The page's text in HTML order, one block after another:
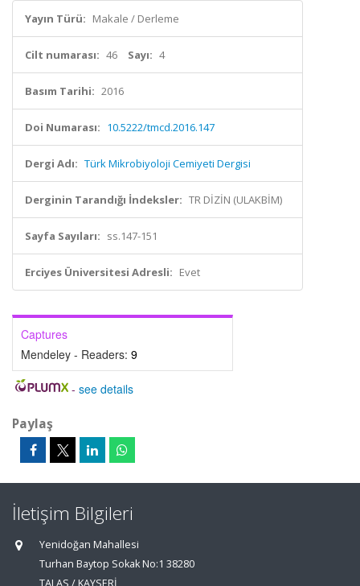
Yayın Türü: Makale / Derleme
Cilt numarası: 46 Sayı: 4
Basım Tarihi: 2016
Doi Numarası: 10.5222/tmcd.2016.147
Dergi Adı: Türk Mikrobiyoloji Cemiyeti Dergisi
Derginin Tarandığı İndeksler: TR DİZİN (ULAKBİM)
Sayfa Sayıları: ss.147-151
Erciyes Üniversitesi Adresli: Evet
Captures
Mendeley - Readers: 9
- see details
Paylaş
İletişim Bilgileri
Yenidoğan Mahallesi
Turhan Baytop Sokak No:1 38280
TALAS / KAYSERİ